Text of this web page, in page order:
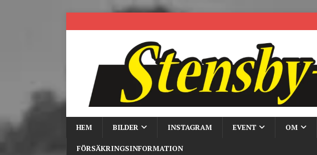
HEM BILDER INSTAGRAM EVENT OM
FÖRSÄKRINGSINFORMATION